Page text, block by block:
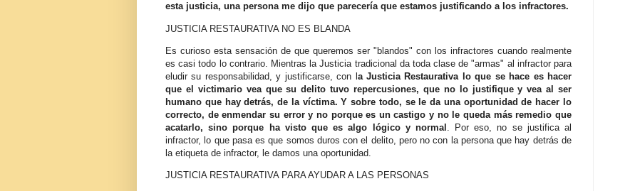
esta justicia, una persona me dijo que parecería que estamos justificando a los infractores.
JUSTICIA RESTAURATIVA NO ES BLANDA
Es curioso esta sensación de que queremos ser "blandos" con los infractores cuando realmente
es casi todo lo contrario. Mientras la Justicia tradicional da toda clase de "armas" al infractor para
eludir su responsabilidad, y justificarse, con l a Justicia Restaurativa lo que se hace es hacer
que el victimario vea que su delito tuvo repercusiones, que no lo justifique y vea al ser
humano que hay detrás, de la víctima. Y sobre todo, se le da una oportunidad de hacer lo
correcto, de enmendar su error y no porque es un castigo y no le queda más remedio que
acatarlo, sino porque ha visto que es algo lógico y normal
. Por eso, no se justifica al
infractor, lo que pasa es que somos duros con el delito, pero no con la persona que hay detrás de
la etiqueta de infractor, le damos una oportunidad.
JUSTICIA RESTAURATIVA PARA AYUDAR A LAS PERSONAS